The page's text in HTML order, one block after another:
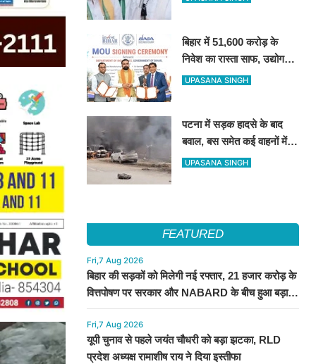
बिहार में 51,600 करोड़ के
निवेश का रास्ता साफ, उद्योग
जगत ने सरकार के फैसले का
UPASANA SINGH
पटना में सड़क हादसे के बाद
बवाल, बस समेत कई वाहनों में
आग; हाईवे पर घंटों जाम
UPASANA SINGH
FEATURED
Fri,7 Aug 2026
बिहार की सड़कों को मिलेगी नई रफ्तार, 21 हजार करोड़ के
वित्तपोषण पर सरकार और NABARD के बीच हुआ बड़ा
समझौता
Fri,7 Aug 2026
यूपी चुनाव से पहले जयंत चौधरी को बड़ा झटका, RLD
प्रदेश अध्यक्ष रामाशीष राय ने दिया इस्तीफा